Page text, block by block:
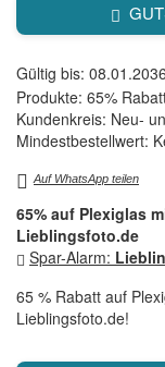
Gültig bis:
Produkte: 65%
Kundenkreis: Neu-
Mindestbestellwert:
Auf WhatsApp teilen
65% auf Plexiglas
Lieblingsfoto.de
Spar-Alarm:
65 % Rabatt auf
Lieblingsfoto.de!